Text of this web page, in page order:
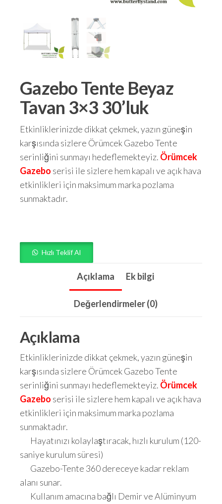
Gazebo Tente Beyaz
Tavan 3×3 30’luk
Etkinliklerinizde dikkat çekmek, yazın güneşin
karşısında sizlere Örümcek Gazebo Tente
serinliğini sunmayı hedeflemekteyiz. Örümcek
Gazebo serisi ile sizlere hem kapalı ve açık hava
etkinlikleri için maksimum marka pozlama
sunmaktadır.
Hızlı Teklif Al
Açıklama Ek bilgi
Değerlendirmeler (0)
Açıklama
Etkinliklerinizde dikkat çekmek, yazın güneşin
karşısında sizlere Örümcek Gazebo Tente
serinliğini sunmayı hedeflemekteyiz. Örümcek
Gazebo serisi ile sizlere hem kapalı ve açık hava
etkinlikleri için maksimum marka pozlama
sunmaktadır.
Hayatınızı kolaylaştıracak, hızlı kurulum (120-
saniye kurulum süresi)
Gazebo-Tente 360 dereceye kadar reklam
alanı sunar.
Kullanım amacına bağlı Demir ve Alüminyum